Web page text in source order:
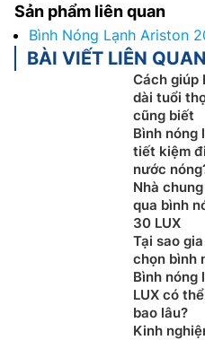
Sản phẩm liên quan
Bình Nóng Lạnh Ariston
BÀI VIẾT LIÊN QUAN
Cách giúp
dài tuổi
cũng biết
Bình nóng
tiết kiệm
nước
Nhà
qua bình
30 LUX
Tại sao
chọn bình
Bình nóng
LUX có
bao lâu?
Kinh